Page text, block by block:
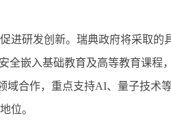
进研发创新。瑞典政府将采取的
全嵌入基础教育及高等教育课程
域合作，重点支持AI、量子技术
位。